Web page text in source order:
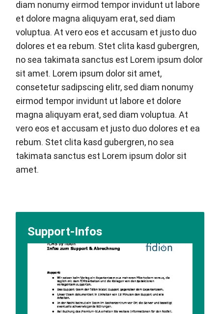
diam nonumy eirmod tempor invidunt ut labore
et dolore magna aliquyam erat, sed diam
voluptua. At vero eos et accusam et justo duo
dolores et ea rebum. Stet clita kasd gubergren,
no sea takimata sanctus est Lorem ipsum dolor
sit amet. Lorem ipsum dolor sit amet,
consetetur sadipscing elitr, sed diam nonumy
eirmod tempor invidunt ut labore et dolore
magna aliquyam erat, sed diam voluptua. At
vero eos et accusam et justo duo dolores et ea
rebum. Stet clita kasd gubergren, no sea
takimata sanctus est Lorem ipsum dolor sit
amet.
Support-Infos